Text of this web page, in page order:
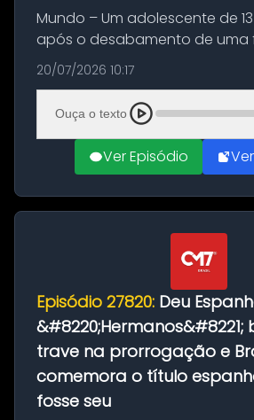
Mundo – Um adolescente de
após o desabamento de
as comemorações pelo título
Mundo conquistado pela
Ciudad Rodrigo, na província
no...
20/07/2026 10:17
Ouça o texto
Ver Episódio
Episódio 27820: Deu
trave na prorrogação e
comemora o título
fosse seu